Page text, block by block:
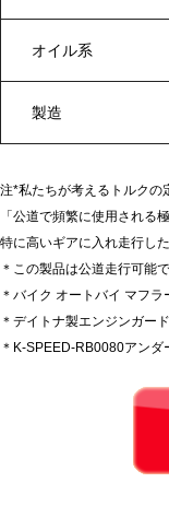
オイル系
製造
注*私たちが考えるトルクの
「公道で頻繁に使用される
特に高いギアに入れ走行し
＊この製品は公道走行可能
＊バイク オートバイ マフ
＊デイトナ製エンジンガー
＊K-SPEED-RB0080アンダ